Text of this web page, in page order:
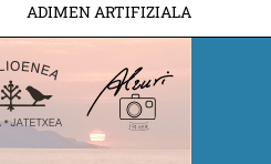
ADIMEN ARTIFIZIALA